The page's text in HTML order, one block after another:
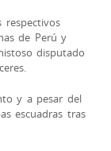
respectivos
de Perú y
disputado
y a pesar del
escuadras tras